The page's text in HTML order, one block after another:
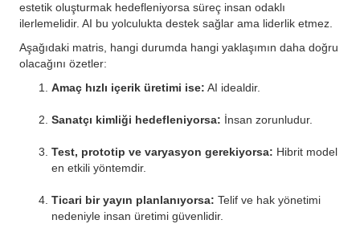
estetik oluşturmak hedefleniyorsa süreç insan odaklı
ilerlemelidir. AI bu yolculukta destek sağlar ama liderlik etmez.
Aşağıdaki matris, hangi durumda hangi yaklaşımın daha doğru
olacağını özetler:
Amaç hızlı içerik üretimi ise: AI idealdir.
Sanatçı kimliği hedefleniyorsa: İnsan zorunludur.
Test, prototip ve varyasyon gerekiyorsa: Hibrit model
en etkili yöntemdir.
Ticari bir yayın planlanıyorsa: Telif ve hak yönetimi
nedeniyle insan üretimi güvenlidir.